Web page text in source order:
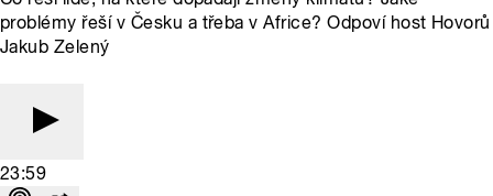
problémy řeší v Česku a třeba v Africe? Odpoví host Hovorů
Jakub Zelený
23:59